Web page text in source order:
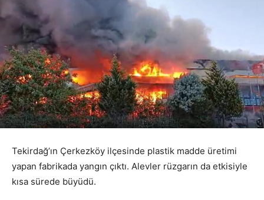
Tekirdağ’ın Çerkezköy ilçesinde plastik madde üretimi
yapan fabrikada yangın çıktı. Alevler rüzgarın da etkisiyle
kısa sürede büyüdü.